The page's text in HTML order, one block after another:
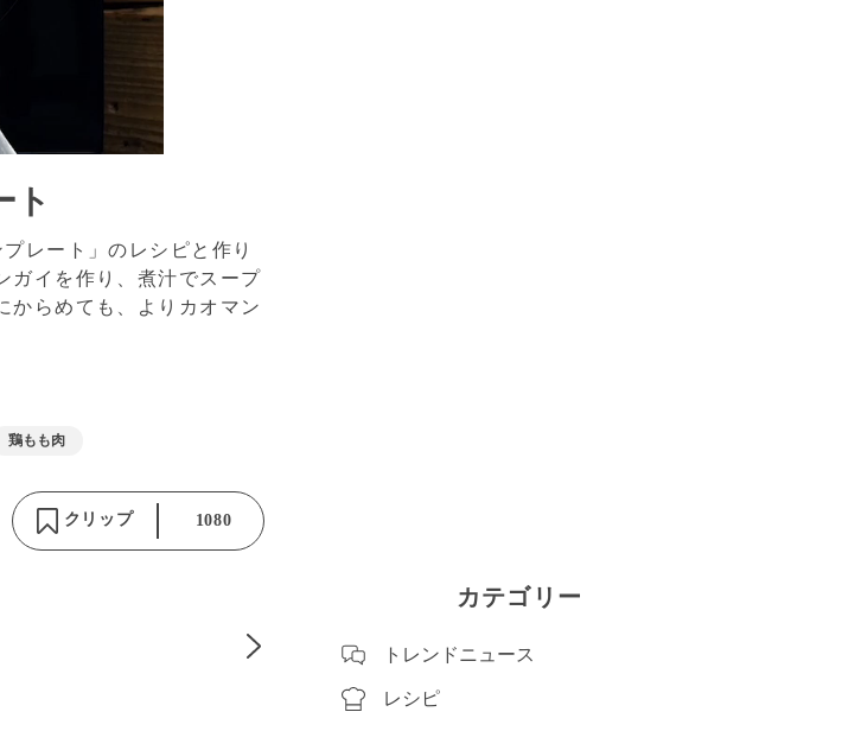
ト
レート」のレシピと作り
ガイを作り、煮汁でスープ
からめても、よりカオマン
鶏もも肉
クリップ 1080
カテゴリー
トレンドニュース
レシピ